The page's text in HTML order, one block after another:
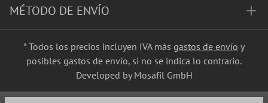
MÉTODO DE ENVÍO
* Todos los precios incluyen IVA más gastos de envío y
posibles gastos de envío, si no se indica lo contrario.
Developed by Mosafil GmbH